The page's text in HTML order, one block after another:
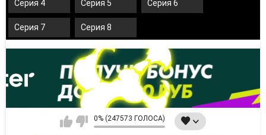
Серия 4 Серия 5 Серия 6
Серия 7 Серия 8
0% (247573 ГОЛОСА)